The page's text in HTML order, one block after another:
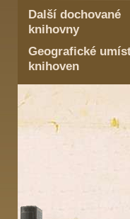
Další dochované
knihovny
Geografické
knihoven